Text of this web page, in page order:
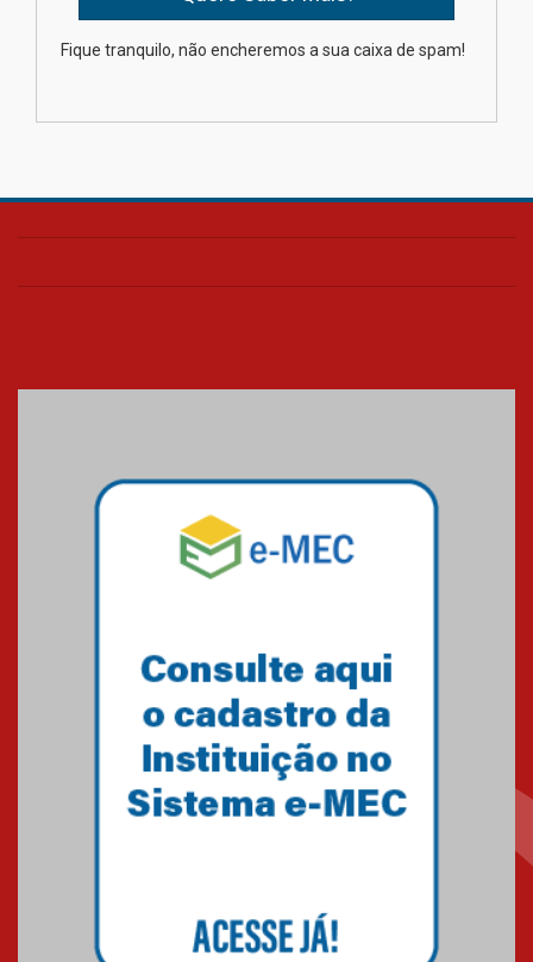
na educação dos filhos além da
Fique tranquilo, não encheremos a sua caixa de spam!